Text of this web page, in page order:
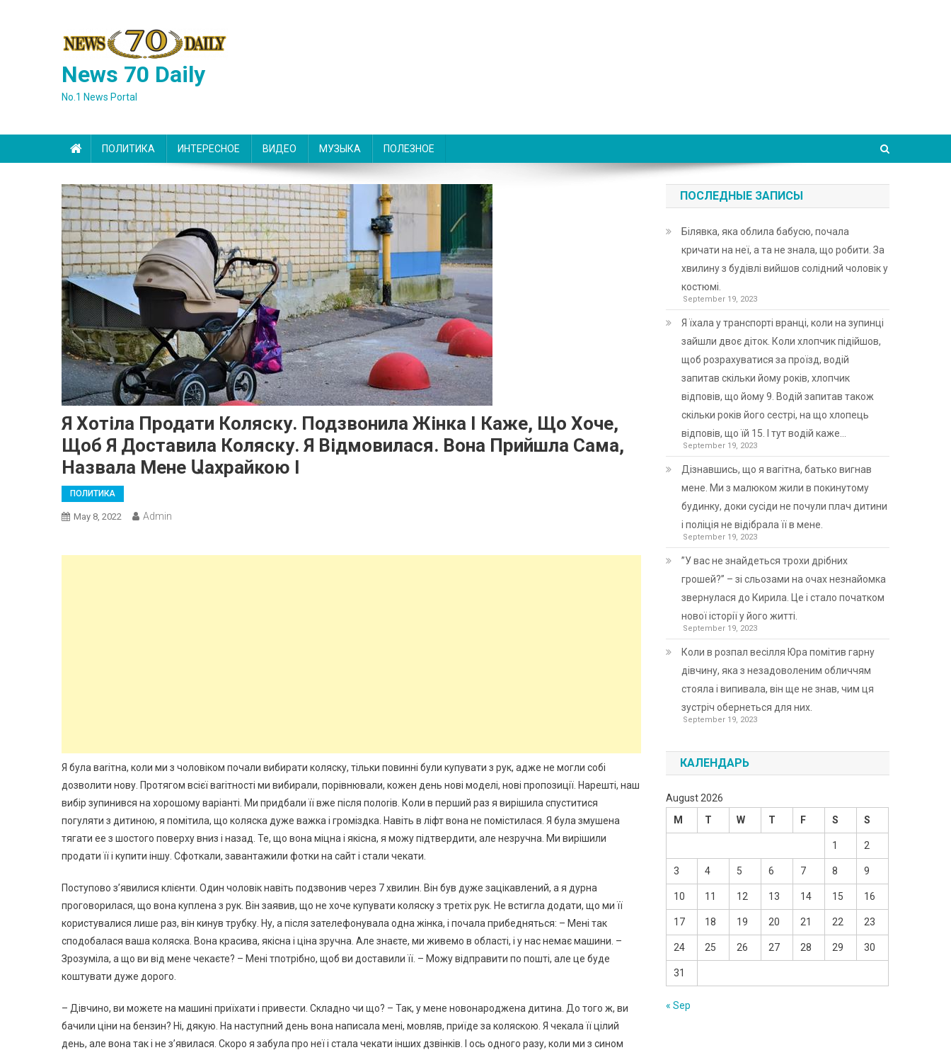
News 70 Daily
No.1 News Portal
ПОЛИТИКА ИНТЕРЕСНОЕ ВИДЕО МУЗЫКА ПОЛЕЗНОЕ
Я Хотіла Продати Коляску. Подзвонила Жінка І Каже, Що Хоче,
Щоб Я Доставила Коляску. Я Відмовилася. Вона Прийшла Сама,
Назвала Мене Աахрайкою І
ПОЛИТИКА
May 8, 2022 Admin
Я була ваrітна, коли ми з чоловіком почали вибирати коляску, тільки повинні були купувати з рук, адже не могли собі
дозволити нову. Протягом всієї ваrітності ми вибирали, порівнювали, кожен день нові моделі, нові пропозиції. Нарешті, наш
вибір зупинився на хорошому варіанті. Ми придбали її вже після полоrів. Коли в перший раз я вирішила спуститися
погуляти з дитиною, я помітила, що коляска дуже важка і громіздка. Навіть в ліфт вона не помістилася. Я була змушена
тягати ее з шостого поверху вниз і назад. Те, що вона міцна і якісна, я можу підтвердити, але незручна. Ми вирішили
продати її і купити іншу. Сфоткали, завантажили фотки на сайт і стали чекати.
Поступово з’явилися клієнти. Один чоловік навіть подзвонив через 7 хвилин. Він був дуже зацікавлений, а я дурна
проговорилася, що вона куплена з рук. Він заявив, що не хоче купувати коляску з третіх рук. Не встигла додати, що ми її
користувалися лише раз, він кинув трубку. Ну, а після зателефонувала одна жінка, і почала прибедняться: – Мені так
сподобалася ваша коляска. Вона красива, якісна і ціна зручна. Але знаєте, ми живемо в області, і у нас немає машини. –
Зрозуміла, а що ви від мене чекаєте? – Мені тпотрібно, щоб ви доставили її. – Можу відправити по пошті, але це буде
коштувати дуже дорого.
– Дівчино, ви можете на машині приїхати і привести. Складно чи що? – Так, у мене новонароджена дитина. До того ж, ви
бачили ціни на бензин? Ні, дякую. На наступний день вона написала мені, мовляв, приїде за коляскою. Я чекала її цілий
день, але вона так і не з’явилася. Скоро я забула про неї і стала чекати інших дзвінків. І ось одного разу, коли ми з сином
ПОСЛЕДНЫЕ ЗАПИСЫ
Білявка, яка облила бабусю, почала
кричати на неї, а та не знала, що робити. За
хвилину з будівлі вийшов солідний чоловік у
костюмі.
September 19, 2023
Я їхала у транспорті вранці, коли на зупинці
зайшли двоє діток. Коли хлопчик підійшов,
щоб розрахуватися за проїзд, водій
запитав скільки йому років, хлопчик
відповів, що йому 9. Водій запитав також
скільки років його сестрі, на що хлопець
відповів, що їй 15. І тут водій каже…
September 19, 2023
Дізнавшись, що я вагітна, батько вигнав
мене. Ми з малюком жили в покинутому
будинку, доки сусіди не почули плач дитини
і поліція не відібрала її в мене.
September 19, 2023
”У вас не знайдеться трохи дрібних
грошей?” – зі сльозами на очах незнайомка
звернулася до Кирила. Це і стало початком
нової історії у його житті.
September 19, 2023
Коли в розпал весілля Юра помітив гарну
дівчину, яка з незадоволеним обличчям
стояла і випивала, він ще не знав, чим ця
зустріч обернеться для них.
September 19, 2023
КАЛЕНДАРЬ
August 2026
M
T W T F S S
1 2
3 4 5 6 7 8 9
10 11 12 13 14 15 16
17 18 19 20 21 22 23
24 25 26 27 28 29 30
31
« Sep